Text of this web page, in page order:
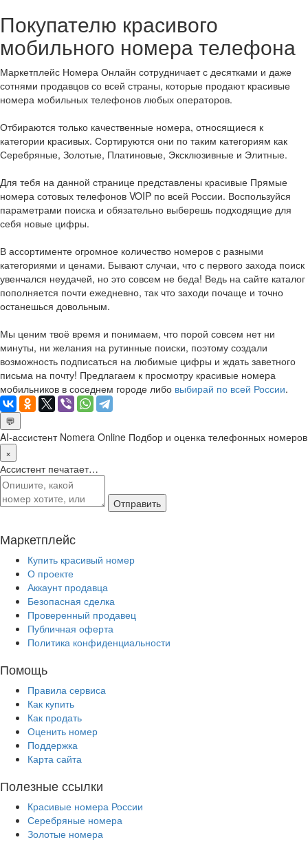
Покупателю красивого
мобильного номера телефона
Маркетплейс Номера Онлайн сотрудничает с десятками и даже
сотнями продавцов со всей страны, которые продают красивые
номера мобильных телефонов любых операторов.
Отбираются только качественные номера, относящиеся к
категории красивых. Сортируются они по таким категориям как
Серебряные, Золотые, Платиновые, Эксклюзивные и Элитные.
Для тебя на данной странице представлены красивые Прямые
номера сотовых телефонов VOIP по всей России. Воспользуйся
параметрами поиска и обязательно выберешь подходящие для
себя новые цифры.
В ассортименте огромное количество номеров с разными
категориями и ценами. Бывают случаи, что с первого захода поиск
увенчался неудачей, но это совсем не беда! Ведь на сайте каталог
пополняется почти ежедневно, так что заходи почаще и точно
останешься довольным.
Мы ценим твоё время и понимаем, что порой совсем нет ни
минуты, ни желания на рутинные поиски, поэтому создали
возможность подписаться на любимые цифры и ждать заветного
письма на почту! Предлагаем к просмотру красивые номера
мобильников в соседнем городе либо выбирай по всей России.
💬
AI-ассистент Nomera Online Подбор и оценка телефонных номеров
×
Ассистент печатает…
Отправить
Маркетплейс
Купить красивый номер
О проекте
Аккаунт продавца
Безопасная сделка
Проверенный продавец
Публичная оферта
Политика конфиденциальности
Помощь
Правила сервиса
Как купить
Как продать
Оценить номер
Поддержка
Карта сайта
Полезные ссылки
Красивые номера России
Серебряные номера
Золотые номера